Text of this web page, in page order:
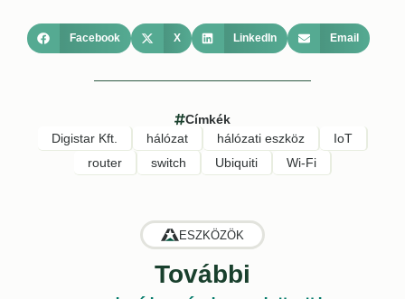
Facebook X LinkedIn Email
Címkék
Digistar Kft.
hálózat hálózati eszköz
IoT
router
switch Ubiquiti Wi-Fi
ESZKÖZÖK
További